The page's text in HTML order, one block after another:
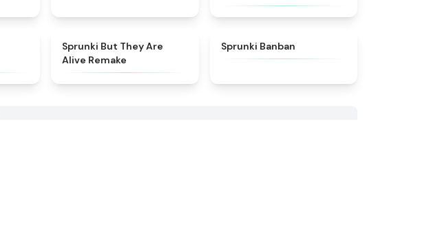
Sprunki But They Are
Alive Remake
Sprunki Banban